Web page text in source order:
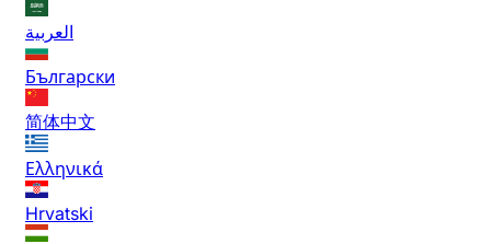
العربية
Български
简体中文
Ελληνικά
Hrvatski